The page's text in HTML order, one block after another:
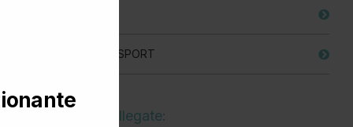
MEDICINA DELLO SPORT
Prestazioni collegate: